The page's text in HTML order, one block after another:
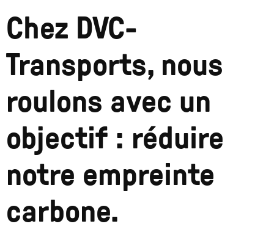
Chez DVC-
Transports, nous
roulons avec un
objectif : réduire
notre empreinte
carbone.